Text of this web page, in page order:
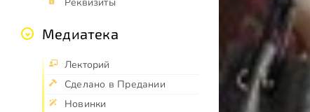
Медиатека
Лекторий
Сделано в Предании
Новинки